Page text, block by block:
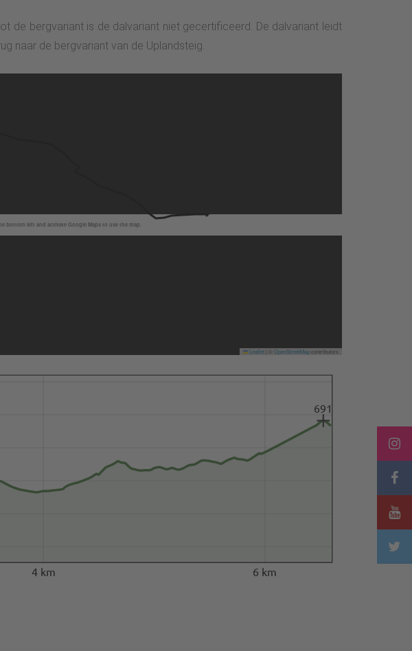
de bergvariant is de dalvariant niet gecertificeerd. De dalvariant leidt
naar de bergvariant van de Uplandsteig.
bottom left and activate Google Maps to use the map.
Leaflet OpenStreetMapcontributors
4 km 6 km
691